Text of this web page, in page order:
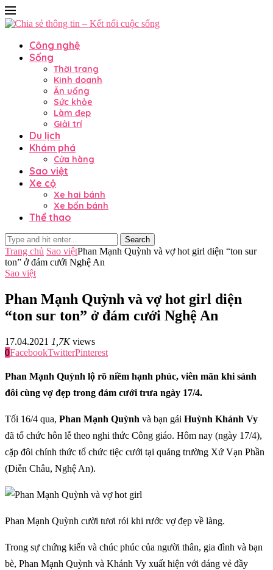
Công nghệ
Sống
Thời trang
Kinh doanh
Ăn uống
Sức khỏe
Làm đẹp
Giải trí
Du lịch
Khám phá
Cửa hàng
Sao việt
Xe cộ
Xe hai bánh
Xe bốn bánh
Thể thao
Search
Trang chủ Sao việtPhan Mạnh Quỳnh và vợ hot girl diện “ton sur
ton” ở đám cưới Nghệ An
Sao việt
Phan Mạnh Quỳnh và vợ hot girl diện
“ton sur ton” ở đám cưới Nghệ An
17.04.2021 1,7Kviews
0FacebookTwitterPinterest
Phan Mạnh Quỳnh lộ rõ niềm hạnh phúc, viên mãn khi sánh
đôi cùng vợ đẹp trong đám cưới trưa ngày 17/4.
Tối 16/4 qua, Phan Mạnh Quỳnh và bạn gái Huỳnh Khánh Vy
đã tổ chức hôn lễ theo nghi thức Công giáo. Hôm nay (ngày 17/4),
cặp đôi chính thức tổ chức tiệc cưới tại quảng trường Xứ Vạn Phần
(Diễn Châu, Nghệ An).
Phan Mạnh Quỳnh cười tươi rói khi rước vợ đẹp về làng.
Trong sự chứng kiến và chúc phúc của người thân, gia đình và bạn
bè, Phan Mạnh Quỳnh và Khánh Vy xuất hiện với dáng vẻ đầy